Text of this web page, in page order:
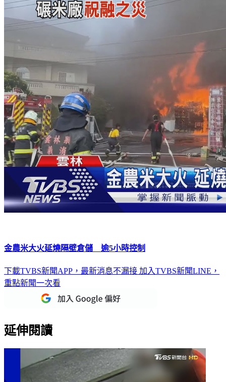
金農米大火延燒隔壁倉儲 逾5小時控制
下載TVBS新聞APP，最新消息不漏接 加入TVBS新聞LINE，
重點新聞一次看
延伸閱讀